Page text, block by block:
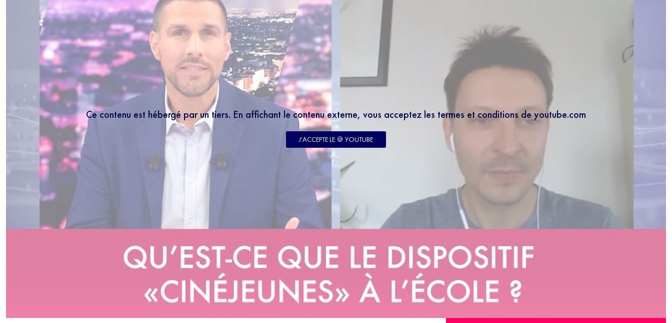
Ce contenu est hébergé par un tiers. En affichant le contenu externe, vous acceptez les termes et conditions de youtube.com
J'ACCEPTE LE 🍪 YOUTUBE